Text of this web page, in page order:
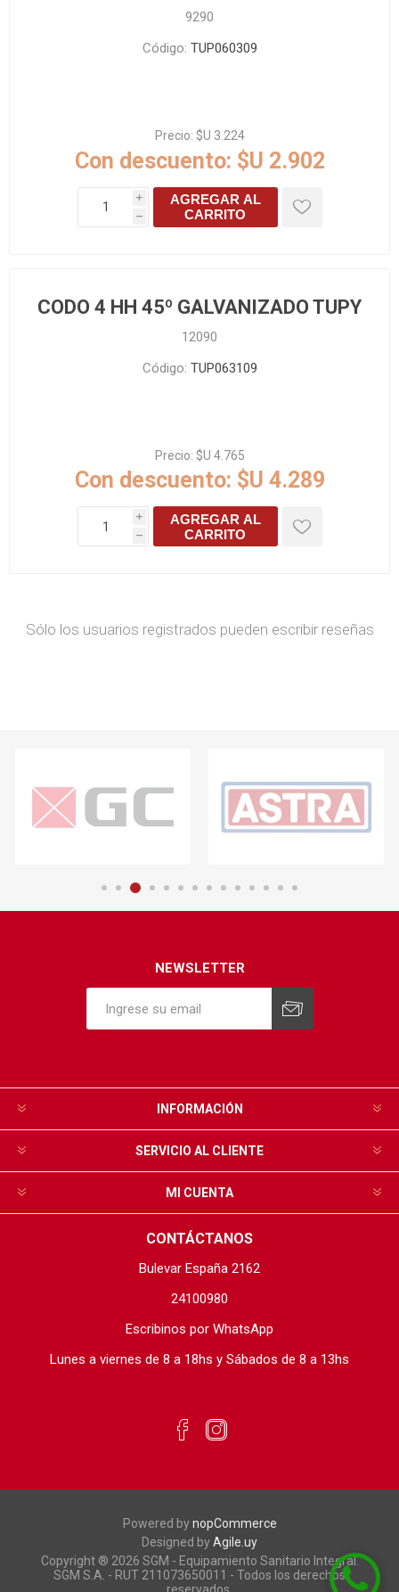
9290
Código: TUP060309
Precio: $U 3.224
Con descuento: $U 2.902
i
h
AGREGAR AL
CARRITO
CODO 4 HH 45º GALVANIZADO TUPY
12090
Código: TUP063109
Precio: $U 4.765
Con descuento: $U 4.289
i
h
AGREGAR AL
CARRITO
Sólo los usuarios registrados pueden escribir reseñas
NEWSLETTER
INFORMACIÓN
SERVICIO AL CLIENTE
MI CUENTA
CONTÁCTANOS
Bulevar España 2162
24100980
Escribinos por WhatsApp
Lunes a viernes de 8 a 18hs y Sábados de 8 a 13hs
Powered bynopCommerce
Designed byAgile.uy
Copyright ® 2026 SGM - Equipamiento Sanitario Integral.
SGM S.A. - RUT 211073650011 - Todos los derechos